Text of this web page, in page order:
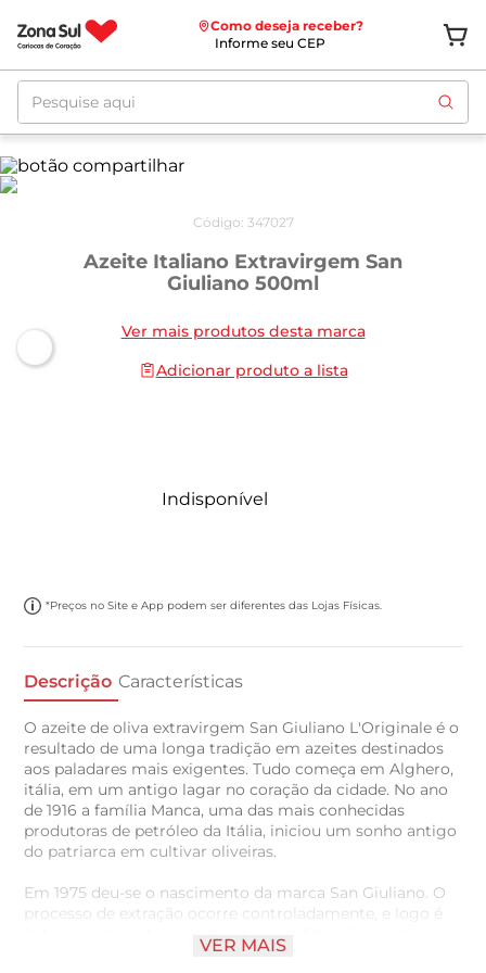
Como deseja receber?
Informe seu CEP
Pesquise aqui
Código: 347027
Azeite Italiano Extravirgem San
Giuliano 500ml
Ver mais produtos desta marca
Adicionar produto a lista
Indisponível
*Preços no Site e App podem ser diferentes das Lojas Físicas.
Descrição Características
O azeite de oliva extravirgem San Giuliano L'Originale é o
resultado de uma longa tradição em azeites destinados
aos paladares mais exigentes. Tudo começa em Alghero,
itália, em um antigo lagar no coração da cidade. No ano
de 1916 a família Manca, uma das mais conhecidas
produtoras de petróleo da Itália, iniciou um sonho antigo
do patriarca em cultivar oliveiras.
Em 1975 deu-se o nascimento da marca San Giuliano. O
processo de extração ocorre controladamente, e logo é
feita uma decantação natural e uma filtração muito leve.
Seu aroma é frutado verde, com notas de ervas verdes e
VER MAIS